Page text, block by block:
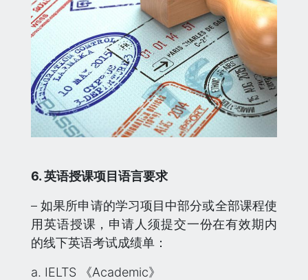
6. 英语授课项目语言要求
– 如果所申请的学习项目中部分或全部课程使
用英语授课，申请人须提交一份在有效期内
的线下英语考试成绩单：
a. IELTS 《Academic》